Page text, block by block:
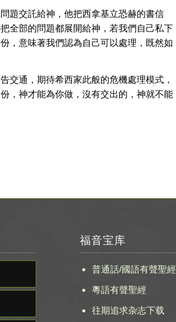
題交託給神，他把西拿基立恐赫的書信
全部的問題都展開給神，若我們自己私下
，意味著我們認為自己可以處理，既然如
交通，期待希西家此般的危機處理模式，
，神才能為你做，沒有交出的，神就不能
福音宝库
普通話/國語有聲聖經
粵語有聲聖經
往期追求杂志下载